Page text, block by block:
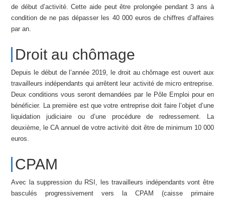
de début d’activité. Cette aide peut être prolongée pendant 3 ans à
condition de ne pas dépasser les 40 000 euros de chiffres d’affaires
par an.
Droit au chômage
Depuis le début de l’année 2019, le droit au chômage est ouvert aux
travailleurs indépendants qui arrêtent leur activité de micro entreprise.
Deux conditions vous seront demandées par le Pôle Emploi pour en
bénéficier. La première est que votre entreprise doit faire l’objet d’une
liquidation judiciaire ou d’une procédure de redressement. La
deuxième, le CA annuel de votre activité doit être de minimum 10 000
euros.
CPAM
Avec la suppression du RSI, les travailleurs indépendants vont être
basculés progressivement vers la CPAM (caisse primaire